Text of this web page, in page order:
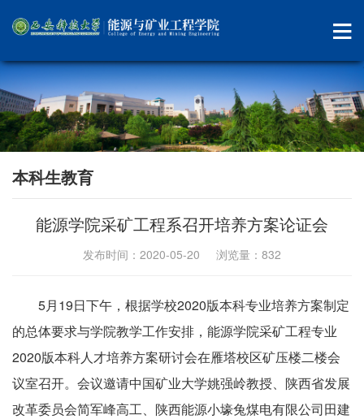
本科生教育
能源学院采矿工程系召开培养方案论证会
发布时间：2020-05-20 浏览量： 832
5月19日下午，根据学校2020版本科专业培养方案制定
的总体要求与学院教学工作安排，能源学院采矿工程专业
2020版本科人才培养方案研讨会在雁塔校区矿压楼二楼会
议室召开。会议邀请中国矿业大学姚强岭教授、陕西省发展
改革委员会简军峰高工、陕西能源小壕兔煤电有限公司田建